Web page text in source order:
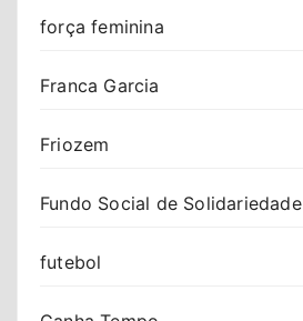
força feminina
Franca Garcia
Friozem
Fundo Social de Solidariedade
futebol